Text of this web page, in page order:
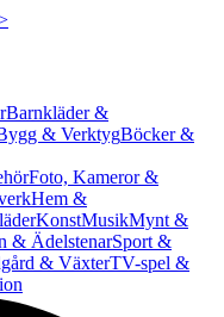
Barnkläder &
& VerktygBöcker &
Foto, Kameror &
Hem &
KonstMusikMynt &
& ÄdelstenarSport &
& VäxterTV-spel &